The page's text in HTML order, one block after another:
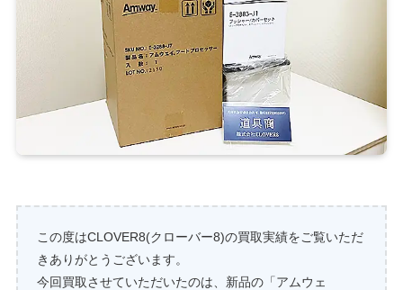
この度はCLOVER8(クローバー8)の買取実績をご覧いただ
きありがとうございます。
今回買取させていただいたのは、新品の「アムウェ